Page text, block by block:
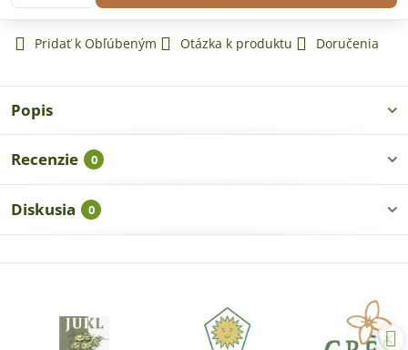
Pridať k Obľúbeným Otázka k produktu Doručenia
Popis
Recenzie 0
Diskusia 0